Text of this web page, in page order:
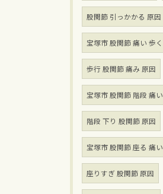
股関節 引っかかる 原因
宝塚市 股関節 痛い 歩く
歩行 股関節 痛み 原因
宝塚市 股関節 階段 痛い
階段 下り 股関節 原因
宝塚市 股関節 座る 痛い
座りすぎ 股関節 原因